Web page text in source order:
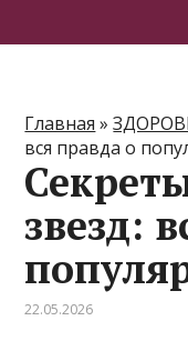
Главная »
вся правда о
звезд:
22.05.2026